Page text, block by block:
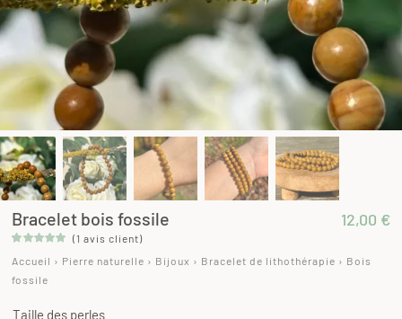
Bracelet bois fossile 12,00 €
sur 5 basé
sur
notation
( 1 avis client)
Accueil › Pierre naturelle › Bijoux › Bracelet de lithothérapie › Bois
fossile
Taille des perles